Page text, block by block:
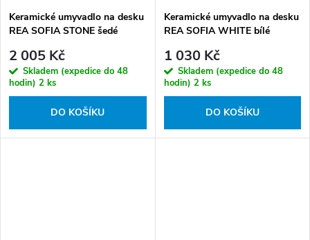
Keramické umyvadlo na desku
REA SOFIA STONE šedé
2 005 Kč
Skladem (expedice do 48
hodin) 2 ks
DO KOŠÍKU
Keramické umyvadlo na desku
REA SOFIA WHITE bílé
1 030 Kč
Skladem (expedice do 48
hodin) 2 ks
DO KOŠÍKU